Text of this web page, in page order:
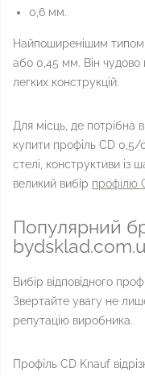
0,6 мм.
Найпоширенішим
або 0,45 мм. Він чудово
легких конструкцій.
Для місць, де потрібна
купити профіль CD
стелі, конструктиви із
великий вибір профілю
Популярний
Вибір відповідного
Звертайте увагу не
репутацію виробника.
Профіль CD Knauf